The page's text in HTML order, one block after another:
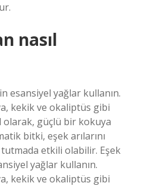
nasıl
esansiyel yağlar kullanın.
kekik ve okaliptüs gibi
güçlü bir kokuya
bitki, eşek arılarını
etkili olabilir. Eşek
yağlar kullanın.
kekik ve okaliptüs gibi